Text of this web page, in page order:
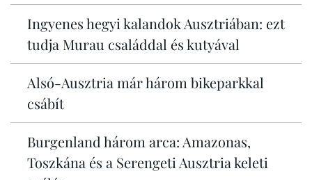
Ingyenes hegyi kalandok Ausztriában: ezt
tudja Murau családdal és kutyával
Alsó-Ausztria már három bikeparkkal
csábít
Burgenland három arca: Amazonas,
Toszkána és a Serengeti Ausztria keleti